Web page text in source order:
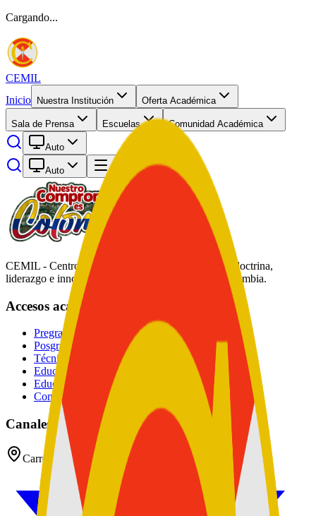
Cargando...
CEMIL
Inicio
Nuestra Institución Oferta Académica
Sala de Prensa Escuelas Comunidad Académica
Auto
Auto Abrir menú
CEMIL - Centro de Educación Militar. Formación, doctrina,
liderazgo e innovación académica al servicio de Colombia.
Accesos académicos
Pregrados
Posgrados
Técnico
Educación Continuada
Educación Militar
Convocatoria de Docentes
Canales oficiales
Carrera 54 No 26 - 25 CAN, Bogotá D.C, Colombia